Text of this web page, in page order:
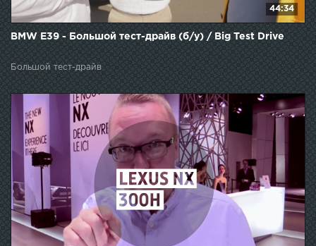
44:34
BMW E39 - Большой тест-драйв (б/у) / Big Test Drive
Большой тест-драйв